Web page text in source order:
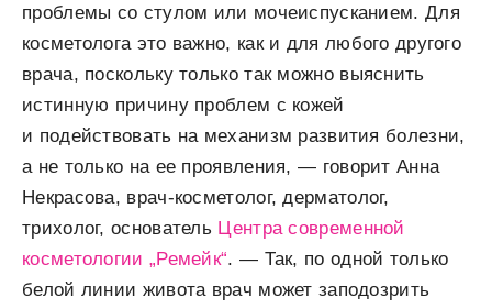
проблемы со стулом или мочеиспусканием. Для
косметолога это важно, как и для любого другого
врача, поскольку только так можно выяснить
истинную причину проблем с кожей
и подействовать на механизм развития болезни,
а не только на ее проявления, — говорит Анна
Некрасова, врач-косметолог, дерматолог,
трихолог, основатель Центра современной
косметологии „Ремейк“. — Так, по одной только
белой линии живота врач может заподозрить